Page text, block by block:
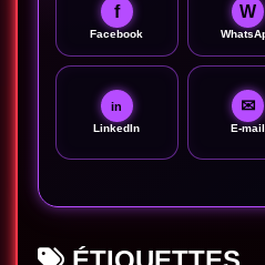
f
Facebook
W
in
LinkedIn
✉
E-mail